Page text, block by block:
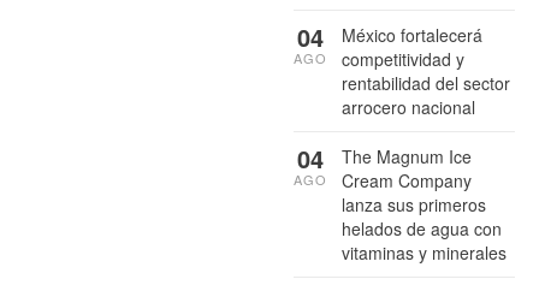
México fortalecerá
competitividad y
rentabilidad del sector
arrocero nacional
04
AGO
The Magnum Ice
Cream Company
lanza sus primeros
helados de agua con
vitaminas y minerales
04
AGO